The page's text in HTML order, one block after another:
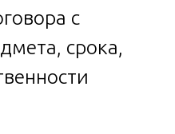
с
срока,